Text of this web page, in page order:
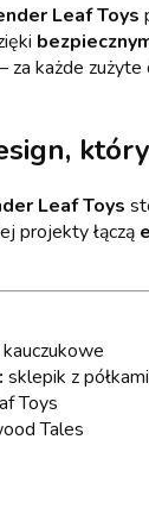
Leaf Toys
za każde
Leaf Toys
projekty łączą
sklepik z
Toys
Tales